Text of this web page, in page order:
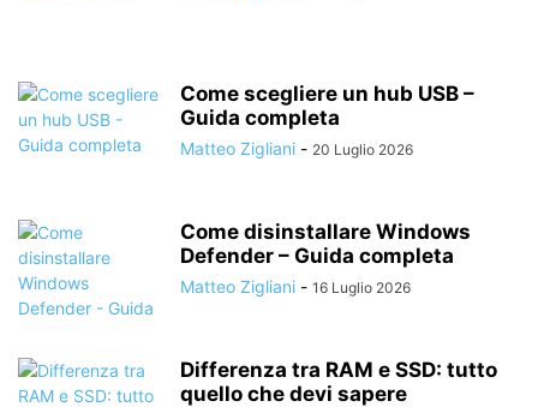
Come scegliere un hub USB –
Guida completa
Matteo Zigliani - 20 Luglio 2026
Come disinstallare Windows
Defender – Guida completa
Matteo Zigliani - 16 Luglio 2026
Differenza tra RAM e SSD: tutto
quello che devi sapere